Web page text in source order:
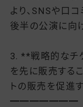
より、SNSや口
後半の公演に向
3. **戦略的なチ
を先に販売する
トの販売を促進
━━━━━━━